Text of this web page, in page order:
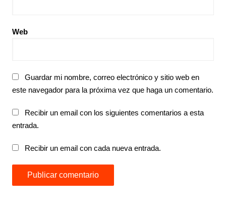
Web
Guardar mi nombre, correo electrónico y sitio web en
este navegador para la próxima vez que haga un comentario.
Recibir un email con los siguientes comentarios a esta
entrada.
Recibir un email con cada nueva entrada.